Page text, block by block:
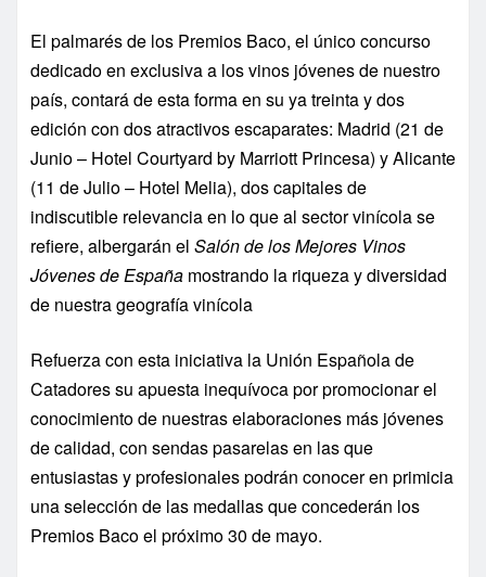
El palmarés de los Premios Baco, el único concurso
dedicado en exclusiva a los vinos jóvenes de nuestro
país, contará de esta forma en su ya treinta y dos
edición con dos atractivos escaparates: Madrid (21 de
Junio – Hotel Courtyard by Marriott Princesa) y Alicante
(11 de Julio – Hotel Melia), dos capitales de
indiscutible relevancia en lo que al sector vinícola se
refiere, albergarán el Salón de los Mejores Vinos
Jóvenes de España mostrando la riqueza y diversidad
de nuestra geografía vinícola
Refuerza con esta iniciativa la Unión Española de
Catadores su apuesta inequívoca por promocionar el
conocimiento de nuestras elaboraciones más jóvenes
de calidad, con sendas pasarelas en las que
entusiastas y profesionales podrán conocer en primicia
una selección de las medallas que concederán los
Premios Baco el próximo 30 de mayo.